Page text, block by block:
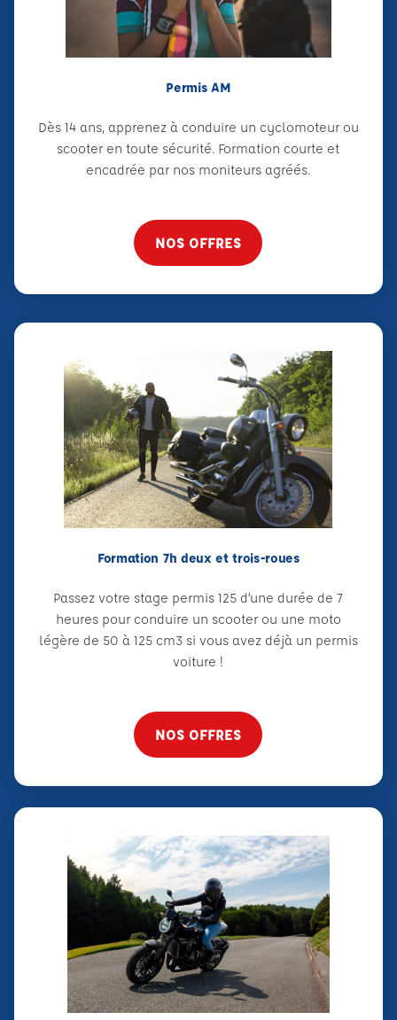
Permis AM
Dès 14 ans, apprenez à conduire un cyclomoteur ou
scooter en toute sécurité. Formation courte et
encadrée par nos moniteurs agréés.
NOS OFFRES
Formation 7h deux et trois-roues
Passez votre stage permis 125 d’une durée de 7
heures pour conduire un scooter ou une moto
légère de 50 à 125 cm3 si vous avez déjà un permis
voiture !
NOS OFFRES